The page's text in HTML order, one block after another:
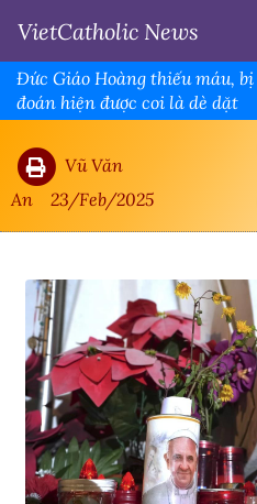
VietCatholic News
Đức Giáo Hoàng thiếu máu,
đoán hiện được coi là dè dặt
Vũ Văn
An
23/Feb/2025